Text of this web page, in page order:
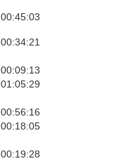
00:45:03
00:34:21
00:09:13
01:05:29
00:56:16
00:18:05
00:19:28